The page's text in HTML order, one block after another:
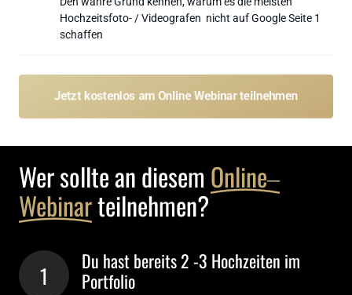
Hochzeitsfoto- / Videografen  nicht auf Google Seite 1
schaffen
Jetzt kostenlos am Online Webinar teilnehmen
Wer sollte an diesem Online‒
Webinar teilnehmen?
1
Du hast bereits 2 -3 Hochzeiten im
Portfolio